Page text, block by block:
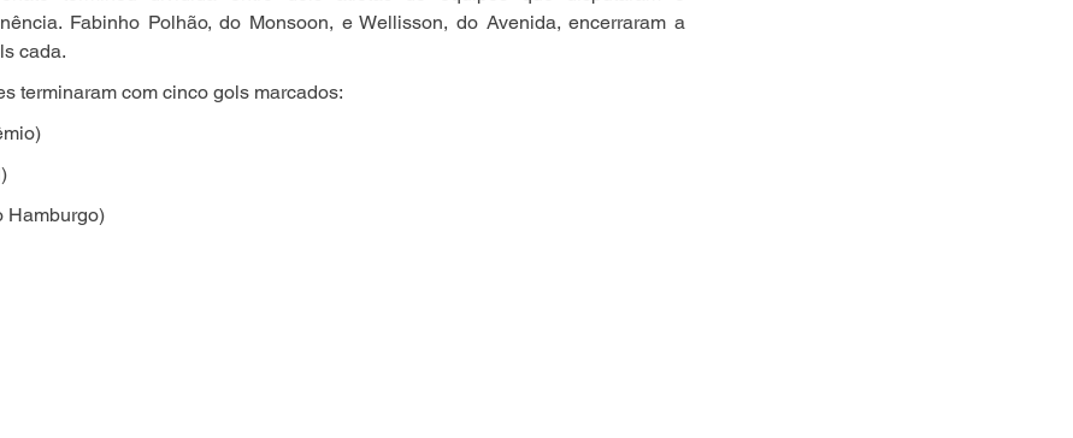
Fabinho Polhão, do Monsoon, e Wellisson, do Avenida, encerraram a
cada.
terminaram com cinco gols marcados:
Hamburgo)